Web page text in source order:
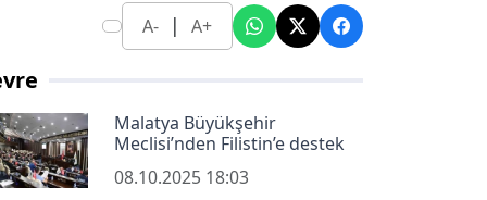
A- | A+
Malatya Büyükşehir
Meclisi’nden Filistin’e destek
08.10.2025 18:03